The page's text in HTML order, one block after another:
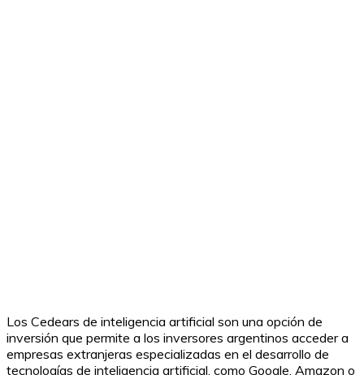
Los Cedears de inteligencia artificial son una opción de
inversión que permite a los inversores argentinos acceder a
empresas extranjeras especializadas en el desarrollo de
tecnologías de inteligencia artificial, como Google, Amazon o